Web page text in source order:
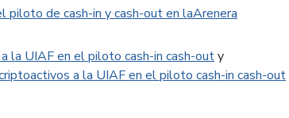
de cash-in y cash-out en laArenera
la UIAF en el piloto cash-in cash-outy
a la UIAF en el piloto cash-in cash-out